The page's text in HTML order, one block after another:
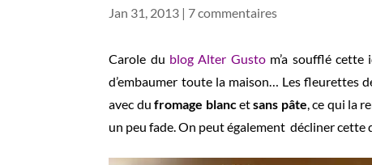
Jan 31, 2013 | 7 commentaires
Carole du blog Alter Gustom’a soufflé cette
d’embaumer toute la maison… Les fleurettes
avec dufromage blancetsans pâte, ce qui la
un peu fade. On peut également décliner